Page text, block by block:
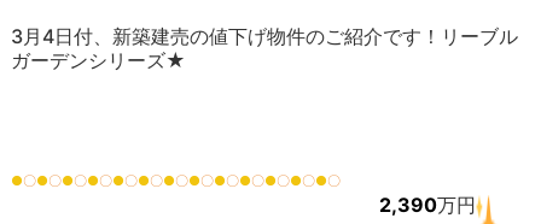
3月4日付、新築建売の値下げ物件のご紹介です！リーブル
ガーデンシリーズ★
●〇●〇●〇●〇●〇●〇●〇●〇●〇●〇●〇●〇●〇
2,390万円